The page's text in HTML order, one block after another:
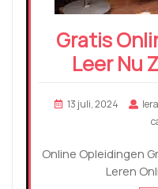
Gratis
Leer Nu
13 juli, 2024
Online Opleidingen
Leren